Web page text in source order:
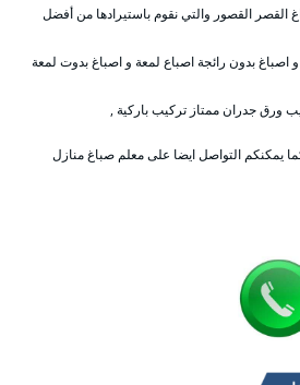
القصر القصور والتي نقوم باستيرادها من أفضل
و اصباغ بدون رائجة اصباع لمعة و اصباغ بدوت لمعة
ورق جدران ممتاز تركيب باركية ,
يمكنكم التواصل ايضا على معلم صباغ منازل